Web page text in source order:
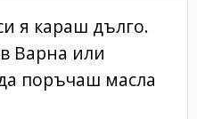
я караш дълго.
Варна или
поръчаш масла